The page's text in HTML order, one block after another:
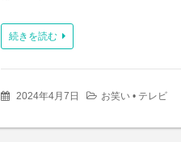
続きを読む
2024年4月7日 お笑い • テレビ